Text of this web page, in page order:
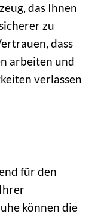
das Ihnen
zu
dass
arbeiten und
verlassen
für den
können die